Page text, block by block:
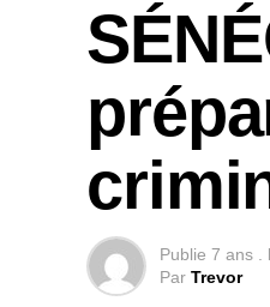
Publie 7 ans .
Par Trevor